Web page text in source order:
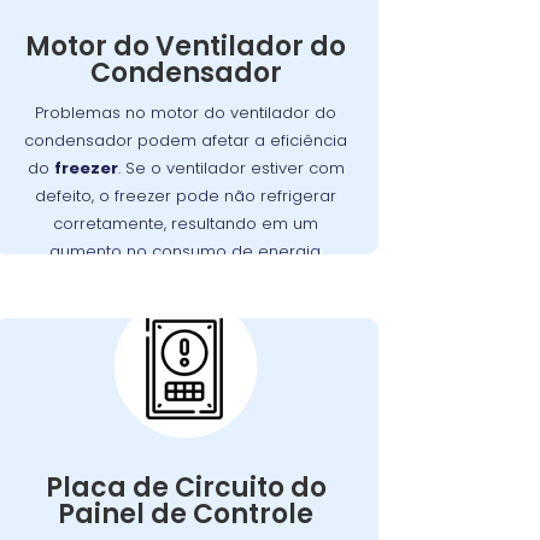
Motor do Ventilador do
Condensador
Problemas no motor do ventilador do
condensador podem afetar a eficiência
do freezer. Se o ventilador estiver com
defeito, o freezer pode não refrigerar
corretamente, resultando em um
aumento no consumo de energia.
freezer
.
Se o ventilador não operar
corretamente, o freezer pode ter
Wandertec
minuciosas e substituições de motores
defeituosos, assegurando que seu
Placa de Circuito do
Painel de Controle
Problemas com a
Placa de Circuito do
Painel de Controle:
A placa de circuito do painel de controle
nessa placa podem resultar em
problemas com o controle de